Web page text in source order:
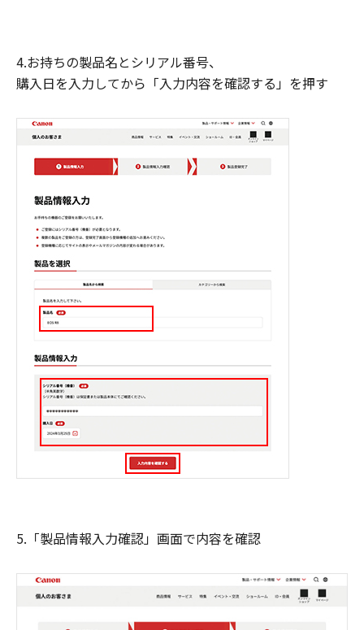
4.お持ちの製品名とシリアル番号、
購入日を入力してから「入力内容を確認する」を押す
5.「製品情報入力確認」画面で内容を確認